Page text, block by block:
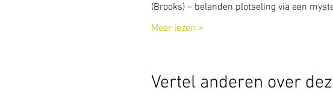
(Brooks) – belanden plotseling via een
Meer lezen >
Vertel anderen over